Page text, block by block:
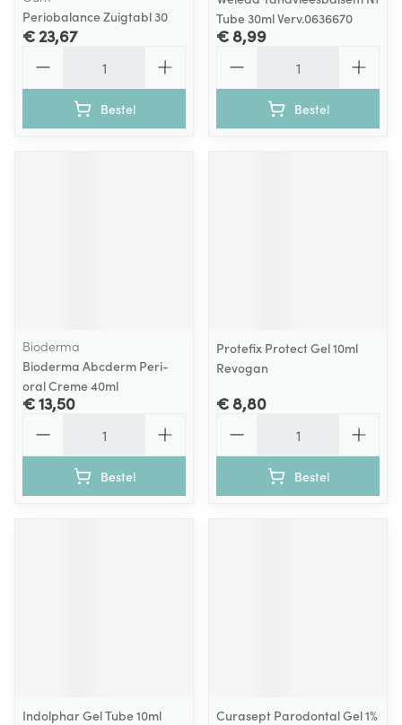
Periobalance Zuigtabl 30
€ 23,67
Bestel
Tube 30ml Verv.0636670
€ 8,99
Bestel
Bioderma
Bioderma Abcderm Peri-
oral Creme 40ml
€ 13,50
Bestel
Protefix Protect Gel 10ml
Revogan
€ 8,80
Bestel
Indolphar Gel Tube 10ml
Curasept Parodontal Gel 1%